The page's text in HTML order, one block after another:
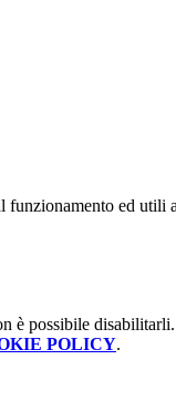
funzionamento ed utili
è possibile disabilitarli.
POLICY.